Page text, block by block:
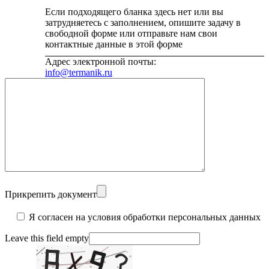
Если подходящего бланка здесь нет или вы
затрудняетесь с заполнением, опишите задачу в
свободной форме или отправьте нам свои
контактные данные в этой форме
Адрес электронной почты:
info@termanik.ru
Прикрепить документ
Я согласен на условия обработки персональных данных
Leave this field empty